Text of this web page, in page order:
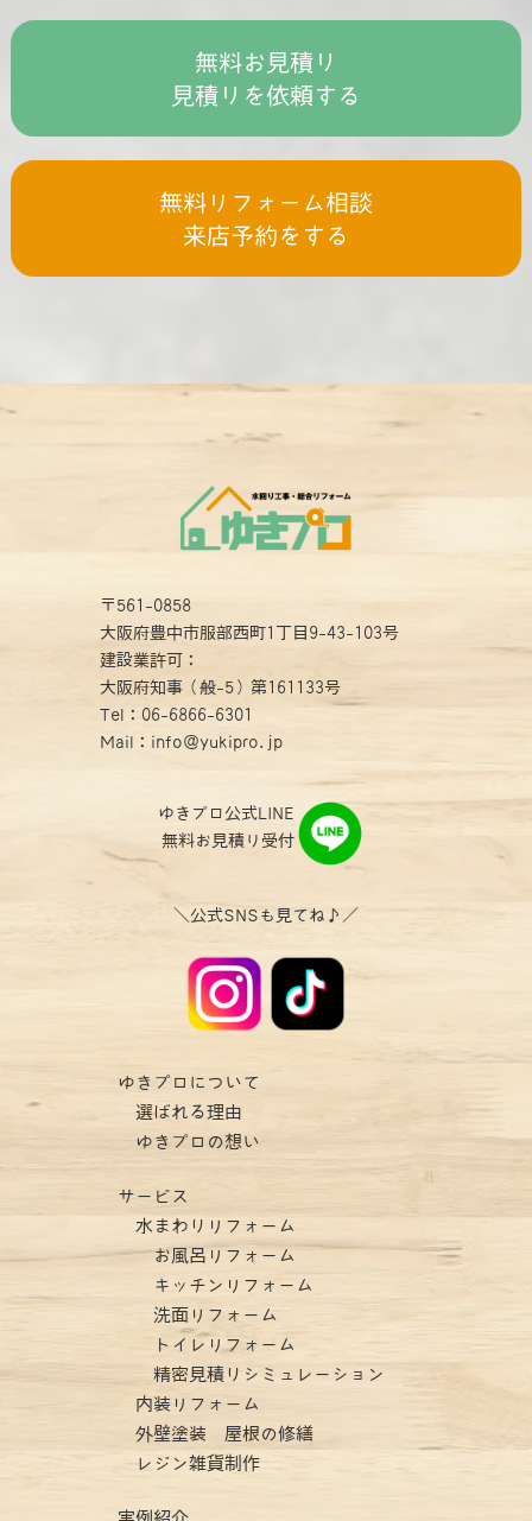
無料お見積り
見積りを依頼する
無料リフォーム相談
来店予約をする
〒561-0858
大阪府豊中市服部西町1丁目9-43-103号
建設業許可：
大阪府知事（般-5）第161133号
Tel： 06-6866-6301
Mail：info@yukipro.jp
ゆきプロ公式LINE
無料お見積り受付
＼公式SNSも見てね♪／
ゆきプロについて
選ばれる理由
ゆきプロの想い
サービス
水まわりリフォーム
お風呂リフォーム
キッチンリフォーム
洗面リフォーム
トイレリフォーム
精密見積りシミュレーション
内装リフォーム
外壁塗装 屋根の修繕
レジン雑貨制作